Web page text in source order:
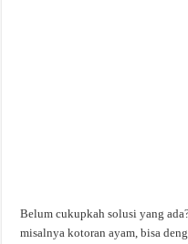
Belum cukupkah solusi yang
misalnya kotoran ayam, bisa